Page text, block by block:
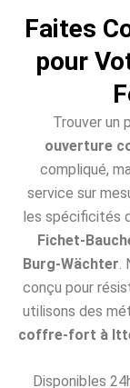
Faites
pour
Trouver un
ouverture
compliqué,
service sur
les spécificités
Fichet-
Burg-Wächter
conçu pour
utilisons des
coffre-fort à
Disponibles